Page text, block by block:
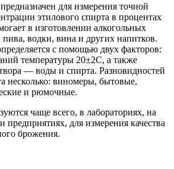
для измерения точной
этилового спирта в процентах
в изготовлении алкогольных
водки, вина и других напитков.
с помощью двух факторов:
температуры 20±2С, а также
— воды и спирта. Разновидностей
несколько: виномеры, бытовые,
и рюмочные.
чаще всего, в лабораториях, на
предприятиях, для измерения качества
брожения.